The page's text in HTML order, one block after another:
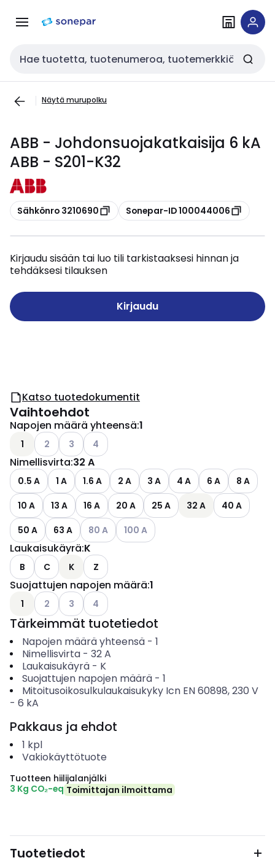
navigointiinsisältöön
Haku
Näytä murupolku
ABB - Johdonsuojakatkaisija 6 kA
ABB - S201-K32
Kopioi
Sähkönro 3210690 Kopioi
Sonepar-ID 100044006
Kirjaudu sisään tai luo tili tarkistaaksesi hinnan ja
tehdäksesi tilauksen
Kirjaudu
Katso tuotedokumentit
Vaihtoehdot
Napojen määrä yhteensä:1
1 Katso käytettävissä olevat vaihtoehdot
2 Katso käytettävissä olevat vaihtoehdot
3 Katso käytettävissä olevat vaihtoehdot
4
Nimellisvirta:32 A
0.5 A 1 A 1.6 A 2 A 3 A 4 A 6 A
8 A
10 A
13 A 16 A 20 A 25 A 32 A
40 A
50 A
63 A Katso käytettävissä olevat vaihtoehdot
80 A Katso käytettävissä olevat
100 A
Laukaisukäyrä:K
B C K Z
Suojattujen napojen määrä:1
1 Katso käytettävissä olevat vaihtoehdot
2 Katso käytettävissä olevat vaihtoehdot
3 Katso käytettävissä olevat vaihtoehdot
4
Tärkeimmät tuotetiedot
Napojen määrä yhteensä- 1
Nimellisvirta- 32A
Laukaisukäyrä- K
Suojattujen napojen määrä- 1
Mitoitusoikosulkulaukaisukyky Icn EN 60898, 230 V
- 6 kA
Pakkaus ja ehdot
1 kpl
Vakiokäyttötuote
Tuotteen hiilijalanjälki
3 Kg CO₂-eq Toimittajan ilmoittama
Tuotetiedot